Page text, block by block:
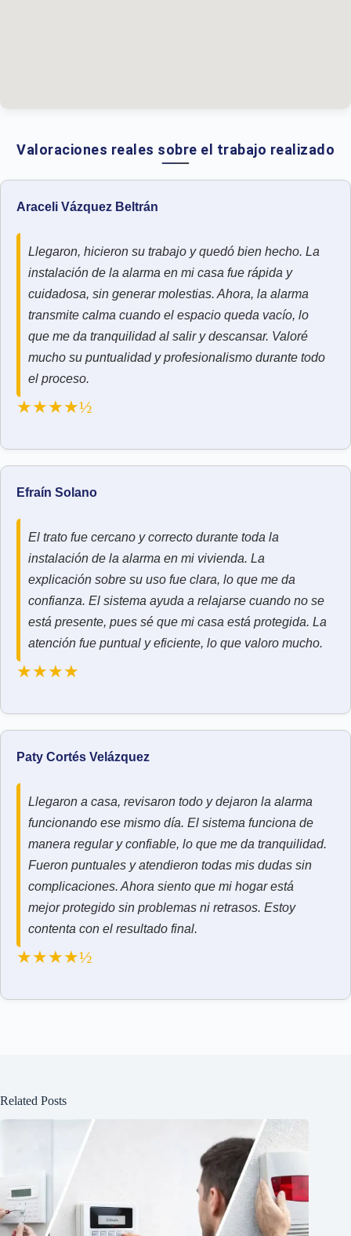
Valoraciones reales sobre el trabajo realizado
Araceli Vázquez Beltrán
Llegaron, hicieron su trabajo y quedó bien hecho. La
instalación de la alarma en mi casa fue rápida y
cuidadosa, sin generar molestias. Ahora, la alarma
transmite calma cuando el espacio queda vacío, lo
que me da tranquilidad al salir y descansar. Valoré
mucho su puntualidad y profesionalismo durante todo
el proceso.
★★★★½
Efraín Solano
El trato fue cercano y correcto durante toda la
instalación de la alarma en mi vivienda. La
explicación sobre su uso fue clara, lo que me da
confianza. El sistema ayuda a relajarse cuando no se
está presente, pues sé que mi casa está protegida. La
atención fue puntual y eficiente, lo que valoro mucho.
★★★★
Paty Cortés Velázquez
Llegaron a casa, revisaron todo y dejaron la alarma
funcionando ese mismo día. El sistema funciona de
manera regular y confiable, lo que me da tranquilidad.
Fueron puntuales y atendieron todas mis dudas sin
complicaciones. Ahora siento que mi hogar está
mejor protegido sin problemas ni retrasos. Estoy
contenta con el resultado final.
★★★★½
Related Posts